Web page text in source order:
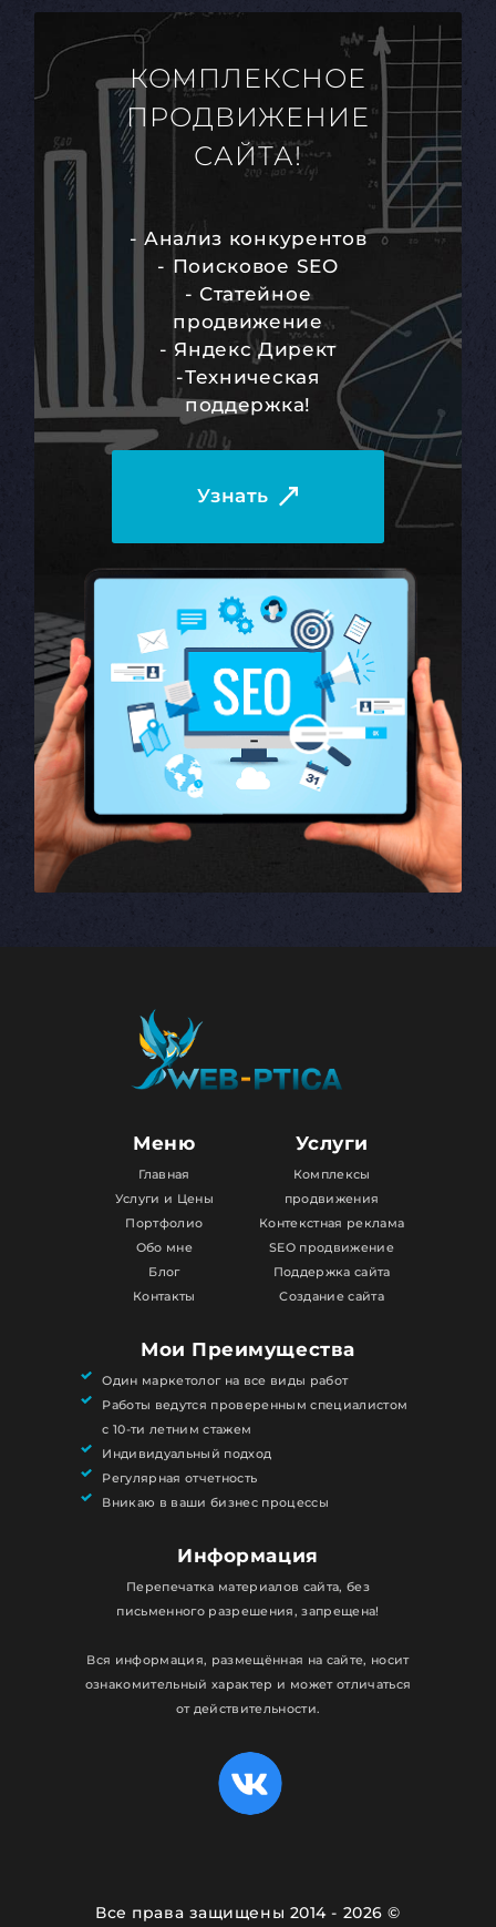
КОМПЛЕКСНОЕ
ПРОДВИЖЕНИЕ
САЙТА!
- Анализ конкурентов
- Поисковое SEO
- Статейное
продвижение
- Яндекс Директ
-Техническая
поддержка!
Узнать
Меню
Главная
Услуги и Цены
Портфолио
Обо мне
Блог
Контакты
Услуги
Комплексы
продвижения
Контекстная реклама
SEO продвижение
Поддержка сайта
Создание сайта
Мои Преимущества
Один маркетолог на все виды работ
Работы ведутся проверенным специалистом
с 10-ти летним стажем
Индивидуальный подход
Регулярная отчетность
Вникаю в ваши бизнес процессы
Информация
Перепечатка материалов сайта, без
письменного разрешения, запрещена!
Вся информация, размещённая на сайте, носит
ознакомительный характер и может отличаться
от действительности.
Все права защищены 2014 - 2026 ©